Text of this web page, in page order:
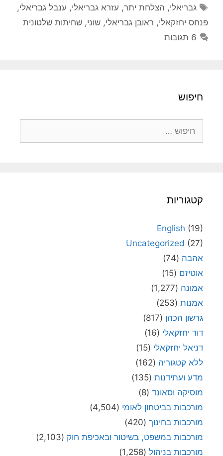
תגיות
גבריאלי, הצלחת יתר, עזרא גבריאלי, ענבל גבריאלי,
פנחס יחזקאלי, ראובן גבריאלי, שוני, שחיתות שלטונית
6 תגובות
חיפוש
קטגוריות
English (19)
Uncategorized (27)
אהבה (74)
אוטיזם (15)
אמונה (1,277)
אמנות (253)
גרשון הכהן (817)
דור יחזקאלי (16)
דניאל יחזקאלי (15)
ללא קטגוריה (162)
מדע ועתידנות (135)
מוסיקה וסאונד (8)
מורכבות בביטחון לאומי (4,504)
מורכבות בחינוך (420)
מורכבות במשפט, בשיטור ובאכיפת חוק (2,103)
מורכבות בניהול (1,258)